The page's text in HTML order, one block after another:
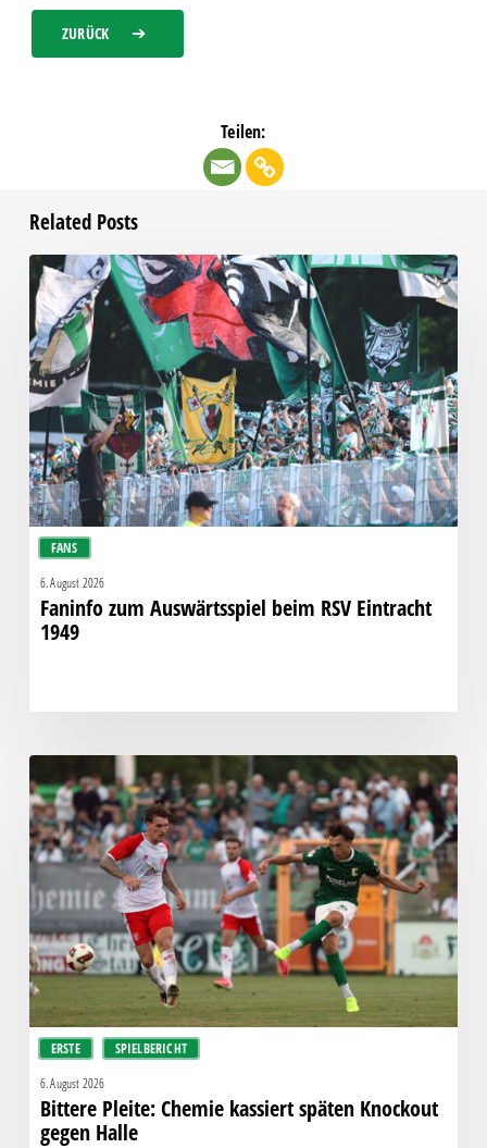
ZURÜCK
Teilen:
Related Posts
FANS
Faninfo
zum
Auswärtsspiel
beim
RSV
Eintracht
6. August 2026
Faninfo zum Auswärtsspiel beim RSV Eintracht
1949
ERSTE SPIELBERICHT
Pleite:
Chemie
kassiert
späten
Knockout
gegen
Halle
6. August 2026
Bittere Pleite: Chemie kassiert späten Knockout
gegen Halle